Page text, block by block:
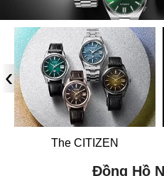
The CITIZEN
‹
Đồng Hồ